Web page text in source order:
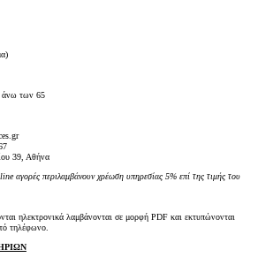
άνω των 65
39, Αθήνα
αγορές περιλαμβάνουν χρέωση υπηρεσίας 5% επί της τιμής του
ηλεκτρονικά λαμβάνονται σε μορφή PDF και εκτυπώνονται
τηλέφωνο.